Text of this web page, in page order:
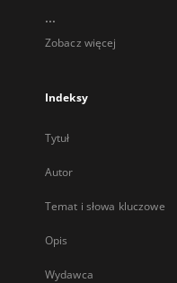
...
Zobacz więcej
Indeksy
Tytuł
Autor
Temat i słowa kluczowe
Opis
Wydawca